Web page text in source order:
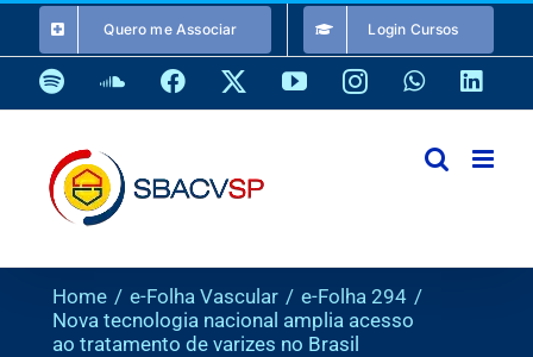
o
conteúdo
Quero me Associar Login Cursos
SpotifySoundCloud
Facebook YouTubeInstagramWhatsApp
Home e-Folha Vascular
e-Folha 294
Nova tecnologia nacional amplia acesso
ao tratamento de varizes no Brasil